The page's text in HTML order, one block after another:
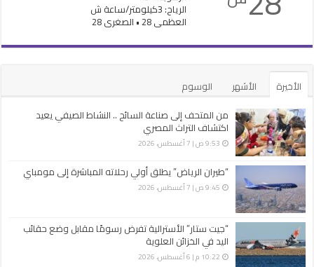
الرياح: 3كيلومتر/ساعة ش
العظمى 28 • الصغرى 28
الأخيرة الأشهر
الوسوم
من المتحف إلى صناعة السائح .. النشاط الصيفي يعيد
اكتشاف التراث المصري
9:53 ص | 7 أغسطس، 2026
“طيران الرياض” يطلق أولي رحلاته المباشرة إلى مومباي
9:45 ص | 7 أغسطس، 2026
“جيت ستار” الأسترالية تفرض رسومًا مقابل وضع حقائب
اليد في الخزائن العلوية
10:22 م | 6 أغسطس، 2026